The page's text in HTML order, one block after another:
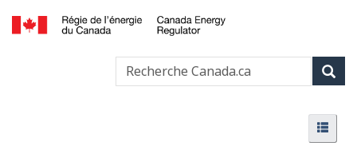
Passer
au
contenu
principal
Version
HTML
simplifiée